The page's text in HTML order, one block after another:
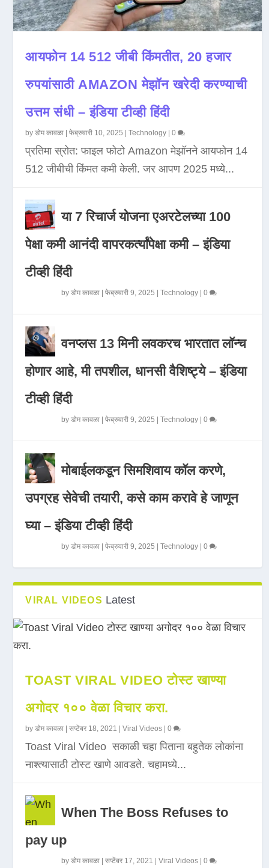
आयफोन 14 512 जीबी किंमतीत, 20 हजार
रुपयांसाठी AMAZON मेझॉन खरेदी करण्याची
उत्तम संधी – इंडिया टीव्ही हिंदी
byडोम कावळा |फेब्रुवारी 10, 2025 |Technology |0
प्रतिमा स्रोत: फाइल फोटो Amazon मेझॉनने आयफोन 14
512 जीबीची किंमत कमी केली. जर आपण 2025 मध्ये...
या 7 रिचार्ज योजना एअरटेलच्या 100
पेक्षा कमी आनंदी वापरकर्त्यांपेक्षा कमी – इंडिया
टीव्ही हिंदी
byडोम कावळा |फेब्रुवारी 9, 2025 |Technology |0
वनप्लस 13 मिनी लवकरच भारतात लॉन्च
होणार आहे, मी तपशील, धानसी वैशिष्ट्ये – इंडिया
टीव्ही हिंदी
byडोम कावळा |फेब्रुवारी 9, 2025 |Technology |0
मोबाईलकडून सिमशिवाय कॉल करणे,
उपग्रह सेवेची तयारी, कसे काम करावे हे जाणून
घ्या – इंडिया टीव्ही हिंदी
byडोम कावळा |फेब्रुवारी 9, 2025 |Technology |0
VIRAL VIDEOS Latest
TOAST VIRAL VIDEO टोस्ट खाण्या
अगोदर १०० वेळा विचार करा.
byडोम कावळा |सप्टेंबर 18, 2021 |Viral Videos |0
Toast Viral Video सकाळी चहा पिताना बहुतेक लोकांना
नाश्त्यासाठी टोस्ट खाणे आवडते. चहामध्ये...
When The Boss Refuses to
pay up
byडोम कावळा |सप्टेंबर 17, 2021 |Viral Videos |0